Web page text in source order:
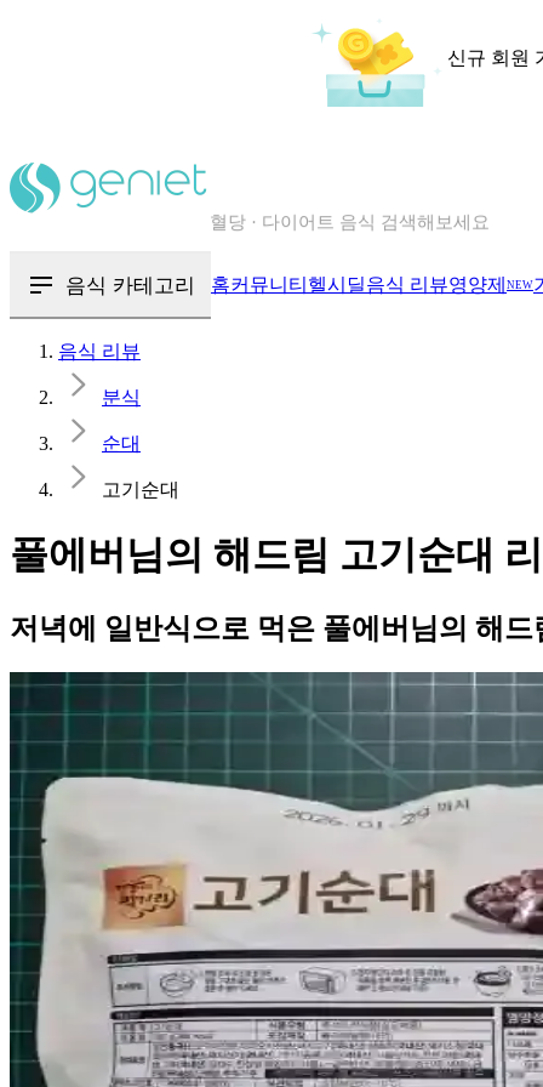
신규 회원
혈당 · 다이어트 음식 검색해보세요
음식 카테고리 홈커뮤니티 헬시딜음식 리뷰영양제 NEW
음식 리뷰
분식
순대
고기순대
풀에버님의 해드림 고기순대
저녁에 일반식으로 먹은 풀에버님의 해